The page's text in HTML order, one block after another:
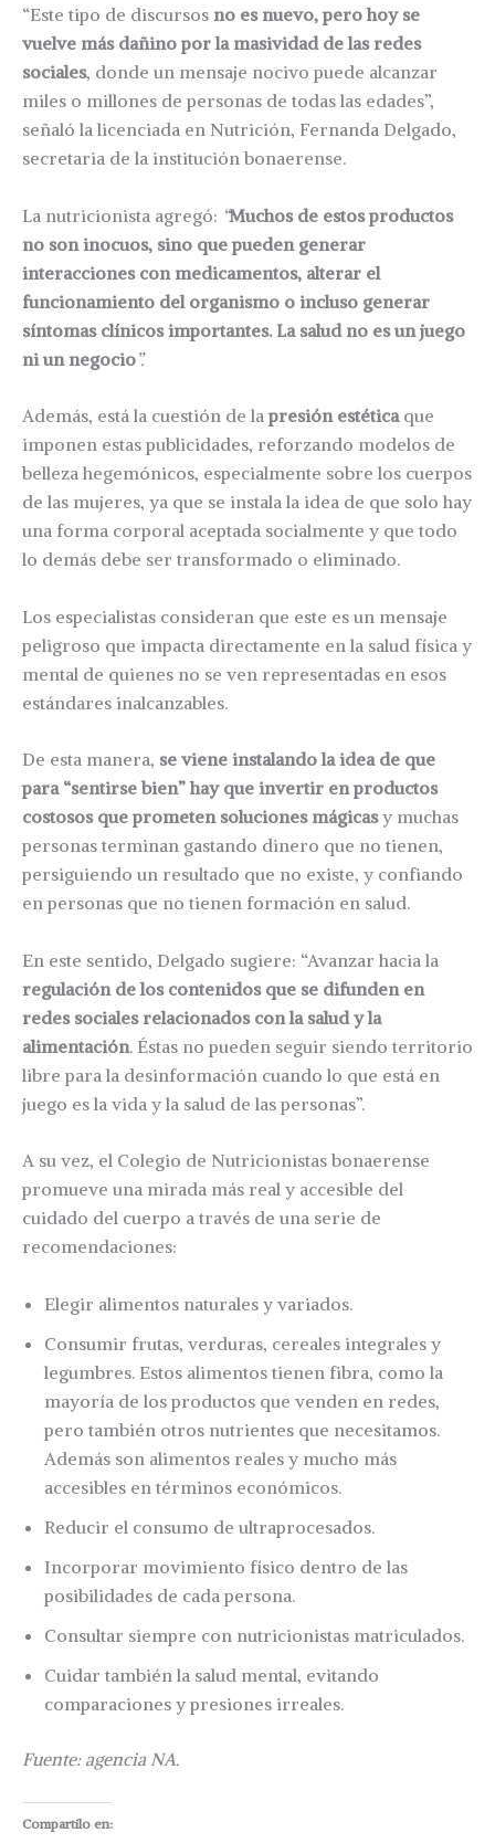
“Este tipo de discursos no es nuevo, pero hoy se
vuelve más dañino por la masividad de las redes
sociales, donde un mensaje nocivo puede alcanzar
miles o millones de personas de todas las edades”,
señaló la licenciada en Nutrición, Fernanda Delgado,
secretaria de la institución bonaerense.
La nutricionista agregó: “Muchos de estos productos
no son inocuos, sino que pueden generar
interacciones con medicamentos, alterar el
funcionamiento del organismo o incluso generar
síntomas clínicos importantes. La salud no es un juego
ni un negocio”.
Además, está la cuestión de lapresión estéticaque
imponen estas publicidades, reforzando modelos de
belleza hegemónicos, especialmente sobre los cuerpos
de las mujeres, ya que se instala la idea de que solo hay
una forma corporal aceptada socialmente y que todo
lo demás debe ser transformado o eliminado.
Los especialistas consideran que este es un mensaje
peligroso que impacta directamente en la salud física y
mental de quienes no se ven representadas en esos
estándares inalcanzables.
De esta manera, se viene instalando la idea de que
para “sentirse bien” hay que invertir en productos
costosos que prometen soluciones mágicasy muchas
personas terminan gastando dinero que no tienen,
persiguiendo un resultado que no existe, y confiando
en personas que no tienen formación en salud.
En este sentido, Delgado sugiere: “Avanzar hacia la
regulación de los contenidos que se difunden en
redes sociales relacionados con la salud y la
alimentación. Éstas no pueden seguir siendo territorio
libre para la desinformación cuando lo que está en
juego es la vida y la salud de las personas”.
A su vez, el Colegio de Nutricionistas bonaerense
promueve una mirada más real y accesible del
cuidado del cuerpo a través de una serie de
recomendaciones:
Elegir alimentos naturales y variados.
Consumir frutas, verduras, cereales integrales y
legumbres. Estos alimentos tienen fibra, como la
mayoría de los productos que venden en redes,
pero también otros nutrientes que necesitamos.
Además son alimentos reales y mucho más
accesibles en términos económicos.
Reducir el consumo de ultraprocesados.
Incorporar movimiento físico dentro de las
posibilidades de cada persona.
Consultar siempre con nutricionistas matriculados.
Cuidar también la salud mental, evitando
comparaciones y presiones irreales.
Fuente: agencia NA.
Compartilo en: